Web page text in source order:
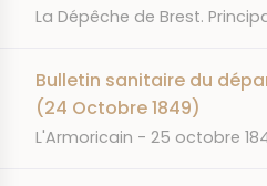
JOURNAL
La Dépêche de Brest.
Bulletin sanitaire du
(24 Octobre 1849)
JOURNAL
L'Armoricain DATE
25 octobre